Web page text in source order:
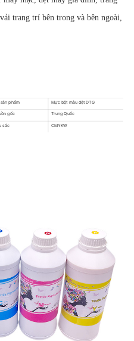
trang trí bên trong và bên ngoài,
phẩm Mực bột màu dệt DTG
gốc Trung Quốc
sắc CMYKW